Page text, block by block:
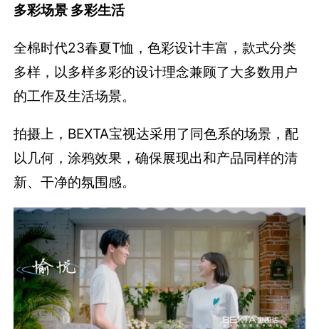
多彩场景 多彩生活
全棉时代23春夏T恤，色彩设计丰富，款式分类
多样，以多样多彩的设计理念兼顾了大多数用户
的工作及生活场景。
拍摄上，BEXTA宝视达采用了同色系的场景，配
以几何，涂鸦效果，确保展现出和产品同样的清
新、干净的氛围感。